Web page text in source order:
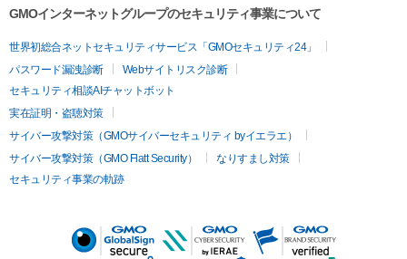
GMOインターネットグループのセキュリティ事業について
世界初総合ネットセキュリティサービス「GMOセキュリティ24」
パスワード漏洩診断
Webサイトリスク診断
セキュリティ相談AIチャットボット
実在証明・盗聴対策
サイバー攻撃対策（GMOサイバーセキュリティ byイエラエ）
サイバー攻撃対策（GMO Flatt Security）
なりすまし対策
セキュリティ事業の軌跡